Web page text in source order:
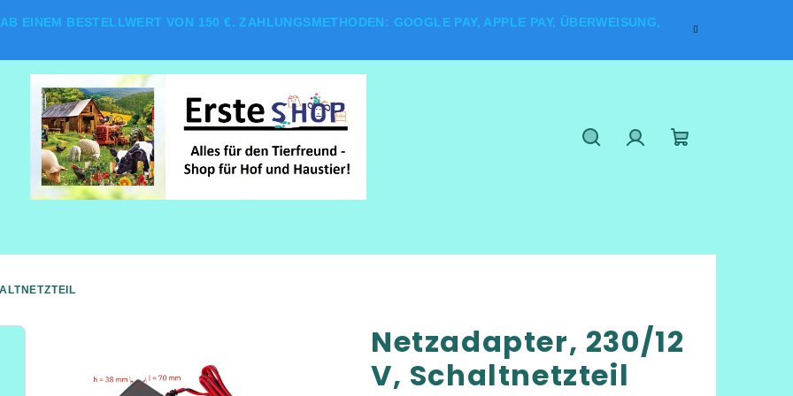
EINEM BESTELLWERT VON 150 €. ZAHLUNGSMETHODEN: GOOGLE PAY, APPLE PAY, ÜBERWEISUNG,
Netzadapter, 230/12
V, Schaltnetzteil